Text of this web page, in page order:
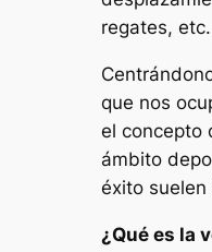
regates, etc.
que nos
el concepto
ámbito
éxito suelen
¿Qué es la